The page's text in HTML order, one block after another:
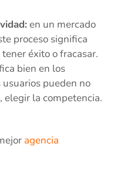
en un mercado
proceso significa
éxito o fracasar.
bien en los
pueden no
elegir la competencia.
agencia